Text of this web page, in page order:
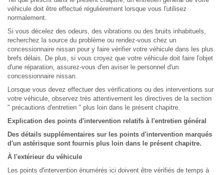
véhicule doit être effectué régulièrement lorsque vous l'utilisez
normalement.
Si vous décelez des odeurs, des vibrations ou des bruits inhabituels,
recherchez la source du problème ou rendez-vous chez un
concessionnaire nissan pour y faire vérifier votre véhicule dans les plus
brefs délais. De plus, si vous croyez que votre véhicule doit faire l'objet
d'une réparation, assurez-vous d'en aviser le personnel d'un
concessionnaire nissan.
Lorsque vous devez effectuer des vérifications ou des interventions sur
votre véhicule, observez très attentivement les directives de la section
" précautions d'entretien " plus loin dans le présent chapitre.
Explication des points d'intervention relatifs à l'entretien général
Des détails supplémentaires sur les points d'intervention marqués
d'un astérisque sont fournis plus loin dans le présent chapitre.
À l'extérieur du véhicule
Les points d'intervention énumérés ici doivent être vérifiés de temps à